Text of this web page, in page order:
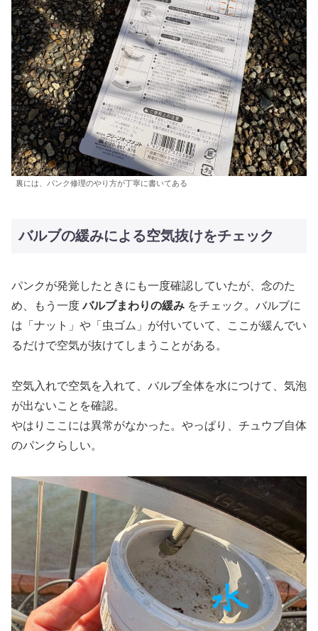
裏には、パンク修理のやり方が丁寧に書いてある
バルブの緩みによる空気抜けをチェック
パンクが発覚したときにも一度確認していたが、念のた
め、もう一度バルブまわりの緩み をチェック。バルブに
は「ナット」や「虫ゴム」が付いていて、ここが緩んでい
るだけで空気が抜けてしまうことがある。
空気入れで空気を入れて、バルブ全体を水につけて、気泡
が出ないことを確認。
やはりここには異常がなかった。やっぱり、チュウブ自体
のパンクらしい。